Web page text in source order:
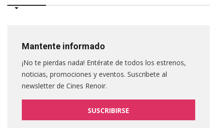
Mantente informado
¡No te pierdas nada! Entérate de todos los estrenos,
noticias, promociones y eventos. Suscribete al
newsletter de Cines Renoir.
SUSCRIBIRSE